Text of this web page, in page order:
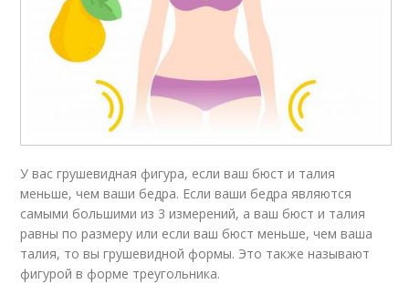
У вас грушевидная фигура, если ваш бюст и талия
меньше, чем ваши бедра. Если ваши бедра являются
самыми большими из 3 измерений, а ваш бюст и талия
равны по размеру или если ваш бюст меньше, чем ваша
талия, то вы грушевидной формы. Это также называют
фигурой в форме треугольника.